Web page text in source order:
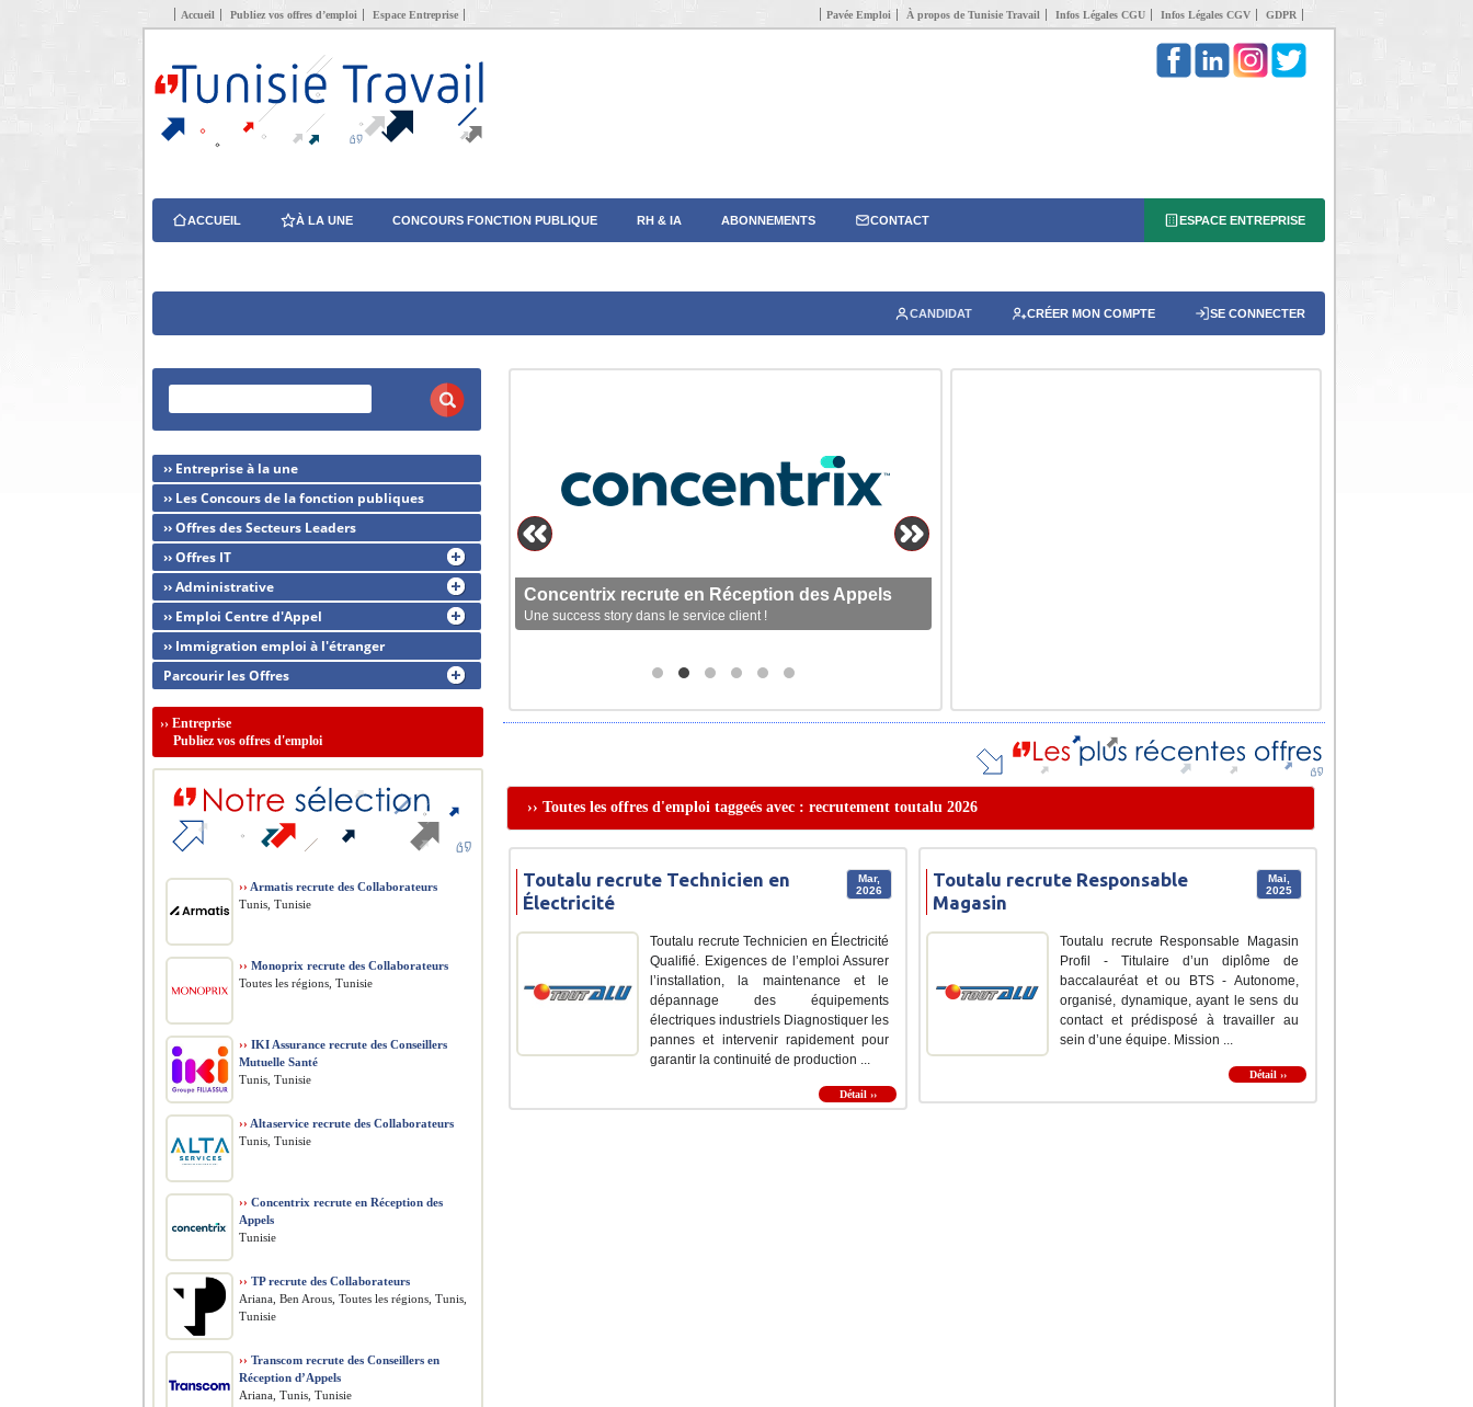
Accueil Publiez vos offres d’emploi Espace Entreprise Pavée Emploi À propos de Tunisie Travail Infos Légales CGU Infos Légales CGV GDPR
ACCUEIL À LA UNE CONCOURS FONCTION PUBLIQUE RH & IA ABONNEMENTS CONTACT ESPACE ENTREPRISE
CANDIDAT CRÉER MON COMPTE SE CONNECTER
Concentrix recrute en Réception des Appels
Une success story dans le service client !
›› Toutes les offres d'emploi taggeés avec : recrutement toutalu 2026
Mar,
2026
Toutalu recrute Technicien en
Électricité
Toutalu recrute Technicien en Électricité
Qualifié. Exigences de l’emploi Assurer
l’installation, la maintenance et le
dépannage des équipements
électriques industriels Diagnostiquer les
pannes et intervenir rapidement pour
garantir la continuité de production ...
Détail ››
Mai,
2025
Toutalu recrute Responsable
Magasin
Toutalu recrute Responsable Magasin
Profil - Titulaire d’un diplôme de
baccalauréat et ou BTS - Autonome,
organisé, dynamique, ayant le sens du
contact et prédisposé à travailler au
sein d’une équipe. Mission ...
Détail ››
›› Entreprise à la une
›› Les Concours de la fonction publiques
›› Offres des Secteurs Leaders
›› Offres IT
›› Administrative
›› Emploi Centre d'Appel
›› Immigration emploi à l'étranger
Parcourir les Offres
›› Entreprise
Publiez vos offres d'emploi
›› Armatis recrute des Collaborateurs
Tunis, Tunisie
›› Monoprix recrute des Collaborateurs
Toutes les régions, Tunisie
›› IKI Assurance recrute des Conseillers
Mutuelle Santé
Tunis, Tunisie
›› Altaservice recrute des Collaborateurs
Tunis, Tunisie
›› Concentrix recrute en Réception des
Appels
Tunisie
›› TP recrute des Collaborateurs
Ariana, Ben Arous, Toutes les régions, Tunis,
Tunisie
›› Transcom recrute des Conseillers en
Réception d’Appels
Ariana, Tunis, Tunisie